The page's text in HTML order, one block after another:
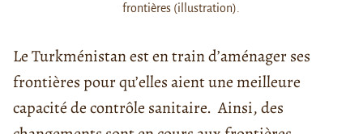
frontières (illustration).
Le Turkménistan est en train d’aménager ses
frontières pour qu’elles aient une meilleure
capacité de contrôle sanitaire. Ainsi, des